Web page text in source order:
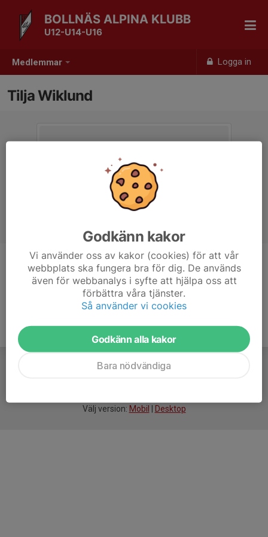
Medlemmar Logga in
BOLLNÄS ALPINA KLUBB
U12-U14-U16
Tilja Wiklund
Ålder 15 år
Välj version: Mobil Desktop
Godkänn kakor
Vi använder oss av kakor (cookies) för att vår
webbplats ska fungera bra för dig. De används
även för webbanalys i syfte att hjälpa oss att
förbättra våra tjänster.
Så använder vi cookies
Godkänn alla kakor
Bara nödvändiga